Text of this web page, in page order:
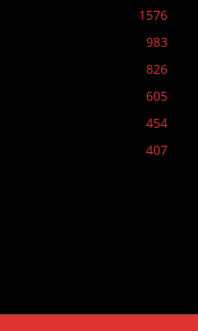
1576
983
826
605
454
407